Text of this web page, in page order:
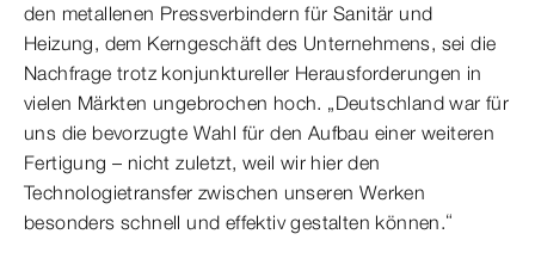
den metallenen Pressverbindern für Sanitär und
Heizung, dem Kerngeschäft des Unternehmens, sei die
Nachfrage trotz konjunktureller Herausforderungen in
vielen Märkten ungebrochen hoch. „Deutschland war für
uns die bevorzugte Wahl für den Aufbau einer weiteren
Fertigung – nicht zuletzt, weil wir hier den
Technologietransfer zwischen unseren Werken
besonders schnell und effektiv gestalten können.“